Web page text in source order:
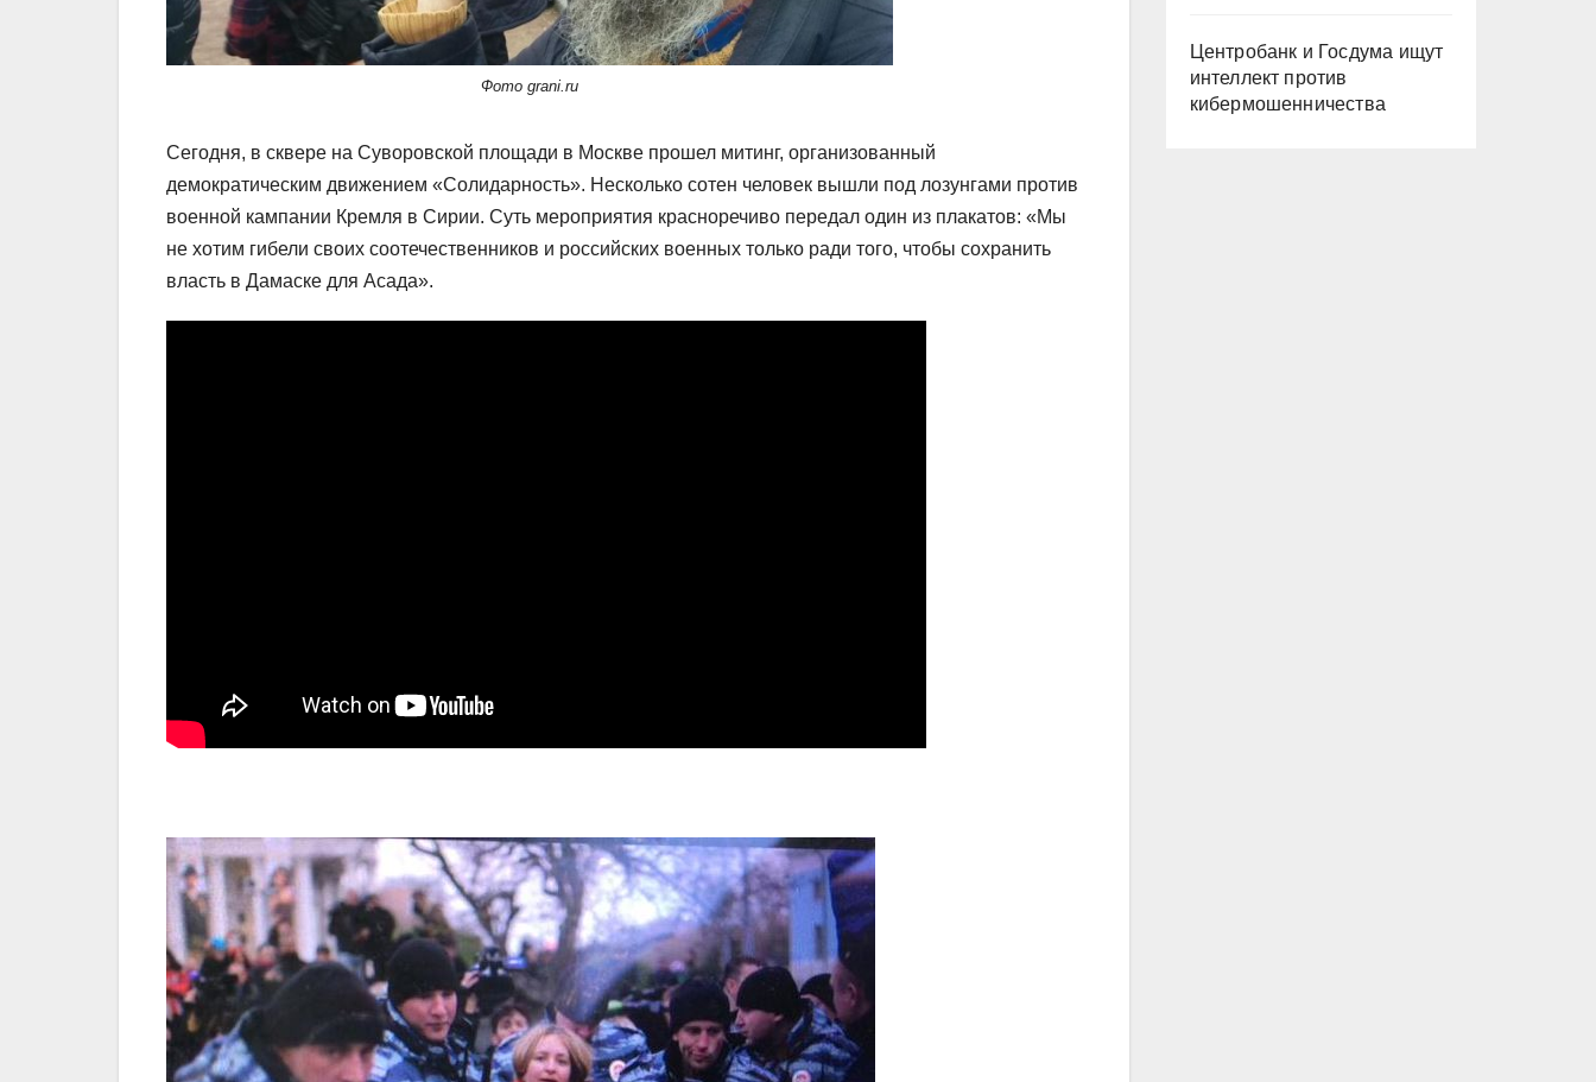
Фото grani.ru
Сегодня, в сквере на Суворовской площади в Москве прошел митинг, организованный
демократическим движением «Солидарность». Несколько сотен человек вышли под лозунгами против
военной кампании Кремля в Сирии. Суть мероприятия красноречиво передал один из плакатов: «Мы
не хотим гибели своих соотечественников и российских военных только ради того, чтобы сохранить
власть в Дамаске для Асада».
Центробанк и Госдума ищут
интеллект против
кибермошенничества